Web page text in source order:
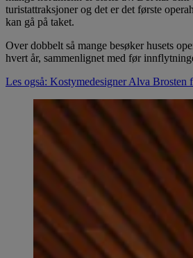
turistattraksjoner og det er det første
kan gå på taket.
Over dobbelt så mange besøker husets
hvert år, sammenlignet med før
Les også: Kostymedesigner Alva